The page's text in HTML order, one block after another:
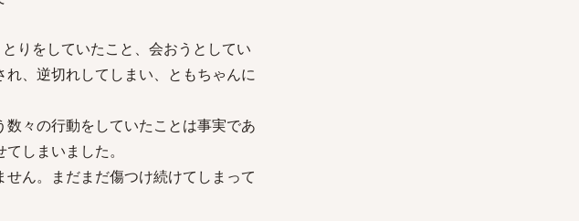
りをしていたこと、会おうとしてい
、逆切れしてしまい、ともちゃんに
々の行動をしていたことは事実であ
しまいました。
ん。まだまだ傷つけ続けてしまって